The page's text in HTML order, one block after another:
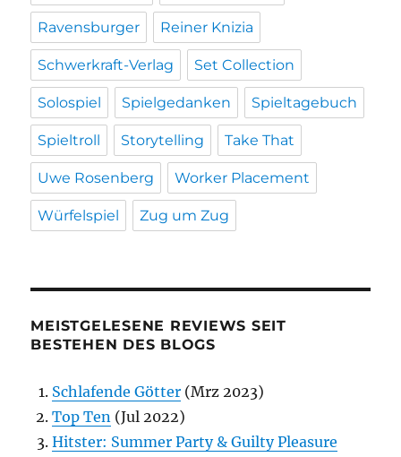
Ravensburger Reiner Knizia
Schwerkraft-Verlag Set Collection
Solospiel Spielgedanken Spieltagebuch
Spieltroll Storytelling Take That
Uwe Rosenberg Worker Placement
Würfelspiel Zug um Zug
MEISTGELESENE REVIEWS SEIT
BESTEHEN DES BLOGS
Schlafende Götter (Mrz 2023)
Top Ten (Jul 2022)
Hitster: Summer Party & Guilty Pleasure